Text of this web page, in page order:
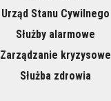
Urząd Stanu Cywilnego
Służby alarmowe
Zarządzanie kryzysowe
Służba zdrowia